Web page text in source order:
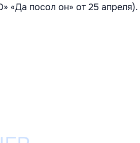
«Да посол он» от 25 апреля).